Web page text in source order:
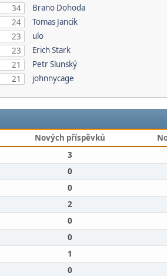
34
24
23
23
21
21
Brano Dohoda
Tomas Jancik
ulo
Erich Stark
Petr Slunský
johnnycage
Nových příspěvků
3
0
0
2
0
0
1
0